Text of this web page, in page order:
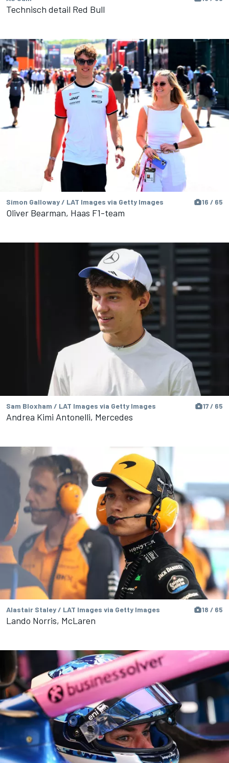
Technisch detail Red Bull
Simon Galloway / LAT Images via Getty Images 16 / 65
Oliver Bearman, Haas F1-team
Sam Bloxham / LAT Images via Getty Images 17 / 65
Andrea Kimi Antonelli, Mercedes
Alastair Staley / LAT Images via Getty Images 18 / 65
Lando Norris, McLaren